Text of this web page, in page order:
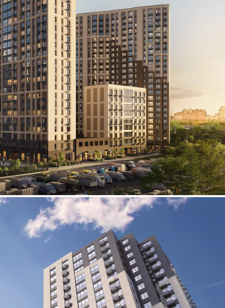
Продажа
124575 - Г. МОСКВА,
ДЕРЕВНЯ САЛАРЬЕВО, ,
Д.10А
Москва / Московская обл
Получить контакты Посмотреть на карте
Прямая продажа от застройщика! Кладовая номер 205 общей